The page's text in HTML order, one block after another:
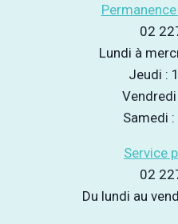
02
Lundi à
Jeudi :
Samedi
Service
02
Du lundi au